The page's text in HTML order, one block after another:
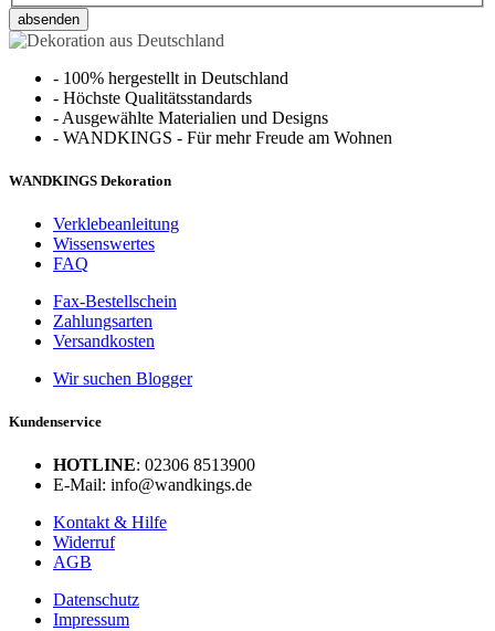
absenden
- 100% hergestellt in Deutschland
- Höchste Qualitätsstandards
- Ausgewählte Materialien und Designs
- WANDKINGS - Für mehr Freude am Wohnen
WANDKINGS Dekoration
Verklebeanleitung
Wissenswertes
FAQ
Fax-Bestellschein
Zahlungsarten
Versandkosten
Wir suchen Blogger
Kundenservice
HOTLINE: 02306 8513900
E-Mail: info@wandkings.de
Kontakt & Hilfe
Widerruf
AGB
Datenschutz
Impressum